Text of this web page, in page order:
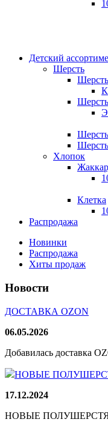
Детский
Шерсть
Хлопок
Клетка
Распродажа
Новинки
Распродажа
Хиты продаж
Новости
ДОСТАВКА OZON
06.05.2026
Добавилась доставка
НОВЫЕ
17.12.2024
НОВЫЕ